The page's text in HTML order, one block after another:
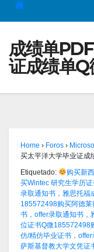
成绩单PDF
证成绩单
Home › Foros ›
买太平洋大学毕业证成
Etiquetado:
购买新
买Wintec 研究生学历
录取通知书，雅思托福
185572498购买阿德
书，offer录取通知书，
位证书Q微185572498
仿/精仿毕业证书，
萨斯基督教大学文凭